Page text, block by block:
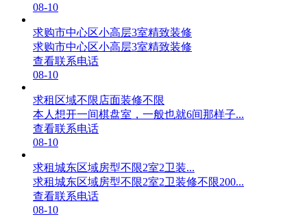
08-10
求购市中心区小高层3室精致装修
求购市中心区小高层3室精致装修
查看联系电话
08-10
求租区域不限店面装修不限
本人想开一间棋盘室，一般也就6间那样子...
查看联系电话
08-10
求租城东区域房型不限2室2卫装...
求租城东区域房型不限2室2卫装修不限200...
查看联系电话
08-10